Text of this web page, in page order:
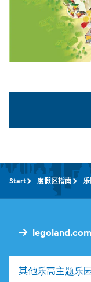
legoland.com
其他乐高主题乐园
Start 度假区指南